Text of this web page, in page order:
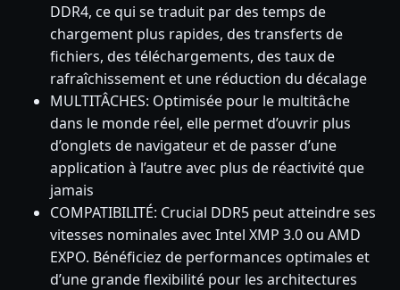
DDR4, ce qui se traduit par des temps de
chargement plus rapides, des transferts de
fichiers, des téléchargements, des taux de
rafraîchissement et une réduction du décalage
MULTITÂCHES: Optimisée pour le multitâche
dans le monde réel, elle permet d’ouvrir plus
d’onglets de navigateur et de passer d’une
application à l’autre avec plus de réactivité que
jamais
COMPATIBILITÉ: Crucial DDR5 peut atteindre ses
vitesses nominales avec Intel XMP 3.0 ou AMD
EXPO. Bénéficiez de performances optimales et
d’une grande flexibilité pour les architectures